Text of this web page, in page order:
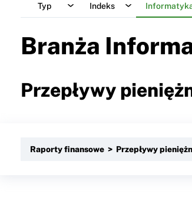
Typ Indeks
Branża
Przepływy
Raporty finansowe > Przepływy